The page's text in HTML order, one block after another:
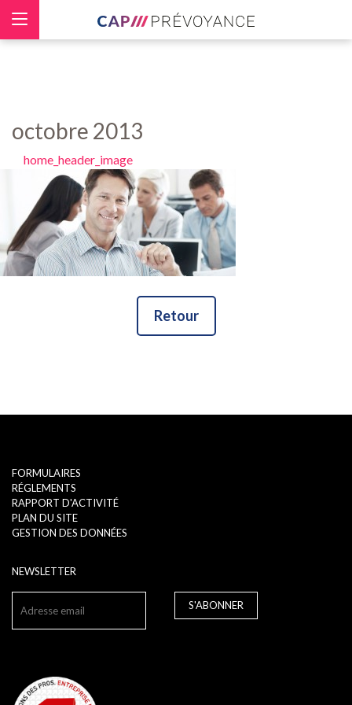
octobre 2013
home_header_image
Retour
FORMULAIRES
RÉGLEMENTS
RAPPORT D'ACTIVITÉ
PLAN DU SITE
GESTION DES DONNÉES
NEWSLETTER
S'ABONNER
Panneau de gestion des cookies